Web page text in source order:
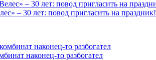
– 30 лет: повод пригласить на праздник!
наконец-то разбогател